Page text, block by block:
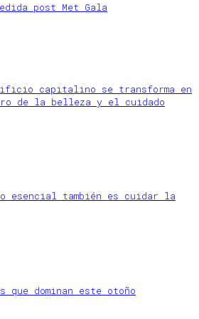
post Met Gala
capitalino se transforma en
de la belleza y el cuidado
esencial también es cuidar la
que dominan este otoño